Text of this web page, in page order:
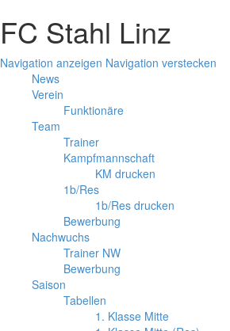
FC Stahl Linz
Navigation anzeigen Navigation verstecken
News
Verein
Funktionäre
Team
Trainer
Kampfmannschaft
KM drucken
1b/Res
1b/Res drucken
Bewerbung
Nachwuchs
Trainer NW
Bewerbung
Saison
Tabellen
1. Klasse Mitte